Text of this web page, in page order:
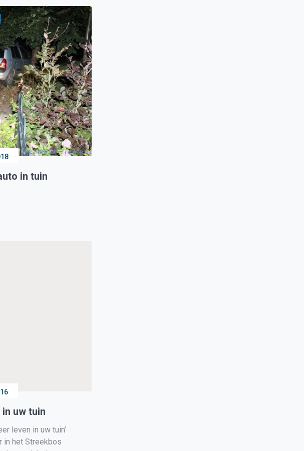
onder vermelding
in tuin
uw tuin
leven in uw tuin’
in het Streekbos